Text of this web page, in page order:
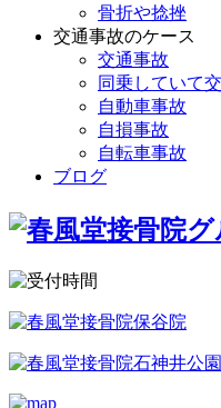
骨折や捻挫
交通事故のケース
交通事故
同乗していて
自動車事故
自損事故
自転車事故
ブログ